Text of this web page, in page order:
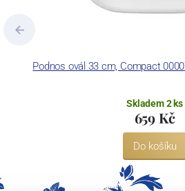
Podnos ovál 33 cm, Compact
Skladem 2 ks
659 Kč
Do košíku